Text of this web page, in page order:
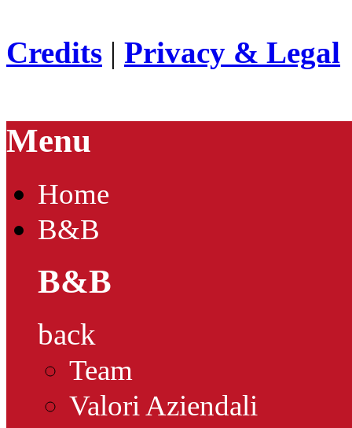
Credits | Privacy & Legal
Menu
Home
B&B
B&B
back
Team
Valori Aziendali